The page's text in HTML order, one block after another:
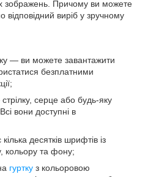
зображень. Причому ви можете
відповідний виріб у зручному
ви можете завантажити
безплатними
серце або будь-яку
вони доступні в
десятків шрифтів із
кольору та фону;
гуртку з кольоровою